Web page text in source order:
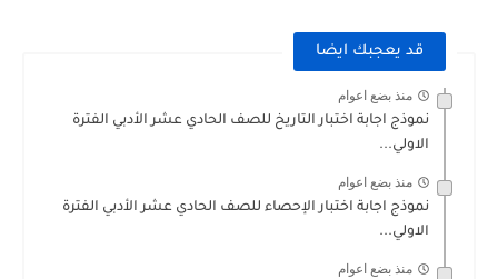
قد يعجبك ايضا
منذ بضع اعوام
نموذج اجابة اختبار التاريخ للصف الحادي عشر الأدبي الفترة
الاولي...
منذ بضع اعوام
نموذج اجابة اختبار الإحصاء للصف الحادي عشر الأدبي الفترة
الاولي...
منذ بضع اعوام